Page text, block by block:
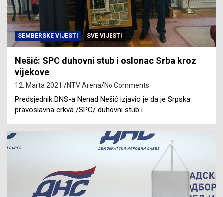
SEMBERSKE VIJESTI SVE VIJESTI
Nešić: SPC duhovni stub i oslonac Srba kroz
vijekove
12. Marta 2021. NTV Arena No Comments
Predsjednik DNS-a Nenad Nešić izjavio je da je Srpska
pravoslavna crkva /SPC/ duhovni stub i…